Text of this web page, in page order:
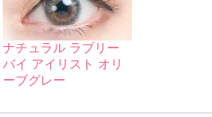
ナチュラル ラブリー
バイ アイリスト オリ
ーブグレー